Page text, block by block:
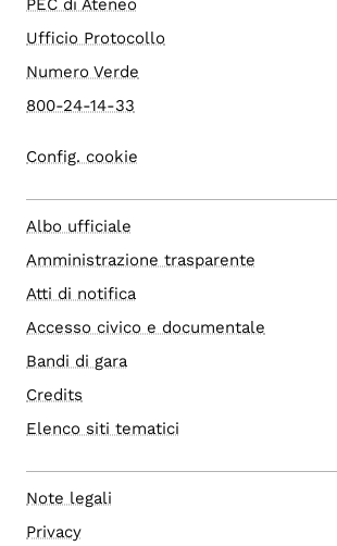
PEC di Ateneo
Ufficio Protocollo
Numero Verde
800-24-14-33
Config. cookie
Albo ufficiale
Amministrazione trasparente
Atti di notifica
Accesso civico e documentale
Bandi di gara
Credits
Elenco siti tematici
Note legali
Privacy